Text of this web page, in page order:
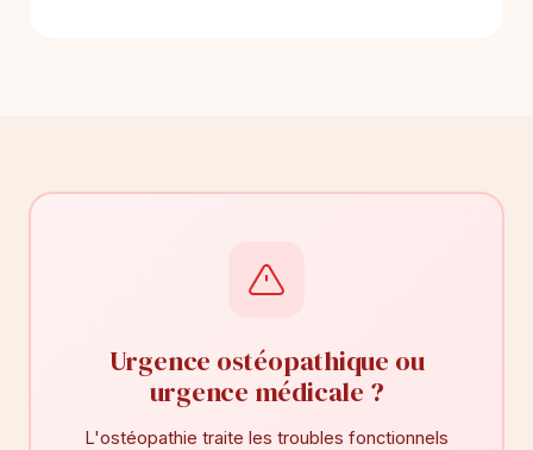
Urgence ostéopathique ou
urgence médicale ?
L'ostéopathie traite les troubles fonctionnels